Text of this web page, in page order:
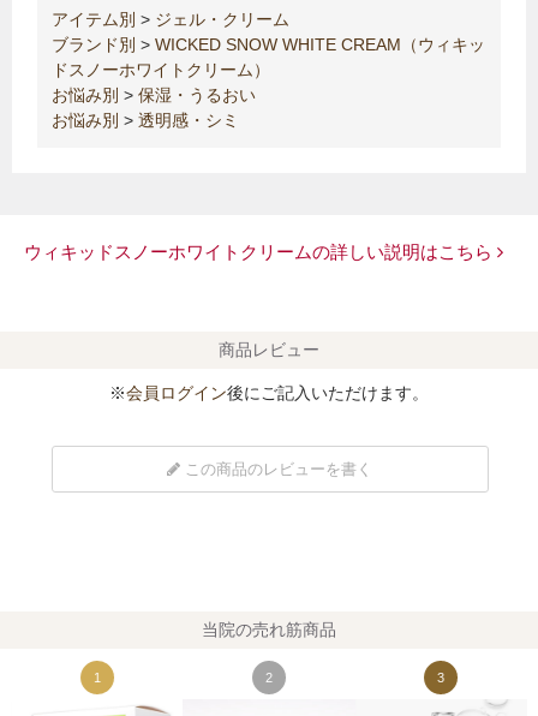
アイテム別 > ジェル・クリーム
ブランド別 > WICKED SNOW WHITE CREAM（ウィキッ
ドスノーホワイトクリーム）
お悩み別 > 保湿・うるおい
お悩み別 > 透明感・シミ
ウィキッドスノーホワイトクリームの詳しい説明はこちら
商品レビュー
※会員ログイン後にご記入いただけます。
この商品のレビューを書く
当院の売れ筋商品
1 2 3